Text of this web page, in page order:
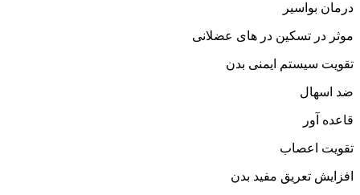
درمان بواسیر
موثر در تسکین در های عضلانی
تقویت سیستم ایمنی بدن
ضد اسهال
قاعده آور
تقویت اعصاب
افزایش تعریق مفید بدن